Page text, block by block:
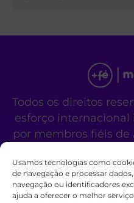
Usamos tecnologias como
de navegação e processar
navegação ou identificadores
ajuda a oferecer o melhor
Todos os direitos
esforço
por membros fiéis de
Este site não é um
religiosa
Fale Conosco